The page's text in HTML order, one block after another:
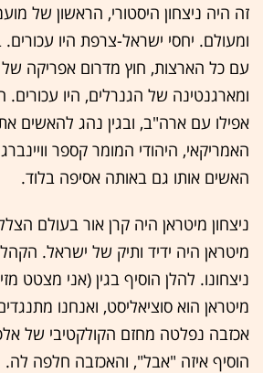
זה היה ניצחון היסטורי, הראשון של
ומעולם. יחסי ישראל-צרפת היו
עם כל הארצות, חוץ מדרום אפריקה
ומארגנטינה של הגנרלים, היו עכורים.
אפילו עם ארה"ב, ובגין נהג להאשים
האמריקאי, היהודי המומר קספר
האשים אותו גם באותה אסיפה בלוד.
ניצחון מיטראן היה קרן אור בעולם
מיטראן היה ידיד ותיק של ישראל. הקהל
ניצחונו. להלן הוסיף בגין (אני מצטט
מיטראן הוא סוציאליסט, ואנחנו
אכזבה נפלטה מחזם הקולקטיבי של
הוסיף איזה "אבל", והאכזבה חלפה לה.